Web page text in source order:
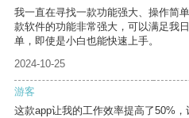
我一直在寻找一款功能强大、操作简
款软件的功能非常强大，可以满足我
单，即使是小白也能快速上手。
2024-10-25
游客
这款app让我的工作效率提高了50%，